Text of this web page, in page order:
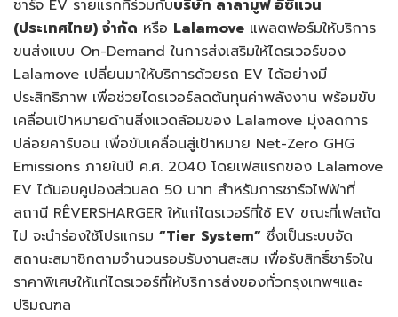
ชาร์จ EV รายแรกที่ร่วมกับบริษัท ลาลามูฟ อีซี่แวน
(ประเทศไทย) จำกัด หรือ Lalamove แพลตฟอร์มให้บริการ
ขนส่งแบบ On-Demand ในการส่งเสริมให้ไดรเวอร์ของ
Lalamove เปลี่ยนมาให้บริการด้วยรถ EV ได้อย่างมี
ประสิทธิภาพ เพื่อช่วยไดรเวอร์ลดต้นทุนค่าพลังงาน พร้อมขับ
เคลื่อนเป้าหมายด้านสิ่งแวดล้อมของ Lalamove มุ่งลดการ
ปล่อยคาร์บอน เพื่อขับเคลื่อนสู่เป้าหมาย Net-Zero GHG
Emissions ภายในปี ค.ศ. 2040 โดยเฟสแรกของ Lalamove
EV ได้มอบคูปองส่วนลด 50 บาท สำหรับการชาร์จไฟฟ้าที่
สถานี RÊVERSHARGER ให้แก่ไดรเวอร์ที่ใช้ EV ขณะที่เฟสถัด
ไป จะนำร่องใช้โปรแกรม “Tier System” ซึ่งเป็นระบบจัด
สถานะสมาชิกตามจำนวนรอบรับงานสะสม เพื่อรับสิทธิ์ชาร์จใน
ราคาพิเศษให้แก่ไดรเวอร์ที่ให้บริการส่งของทั่วกรุงเทพฯและ
ปริมณฑล